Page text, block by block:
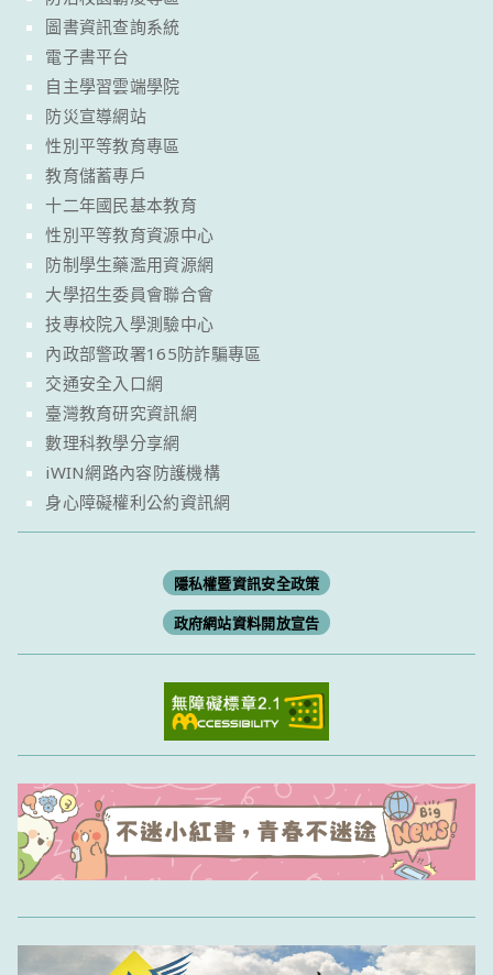
圖書資訊查詢系統
電子書平台
自主學習雲端學院
防災宣導網站
性別平等教育專區
教育儲蓄專戶
十二年國民基本教育
性別平等教育資源中心
防制學生藥濫用資源網
大學招生委員會聯合會
技專校院入學測驗中心
內政部警政署165防詐騙專區
交通安全入口網
臺灣教育研究資訊網
數理科教學分享網
iWIN網路內容防護機構
身心障礙權利公約資訊網
隱私權暨資訊安全政策
政府網站資料開放宣告